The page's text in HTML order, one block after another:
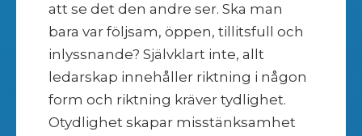
att se det den andre ser. Ska man
bara var följsam, öppen, tillitsfull och
inlyssnande? Självklart inte, allt
ledarskap innehåller riktning i någon
form och riktning kräver tydlighet.
Otydlighet skapar misstänksamhet